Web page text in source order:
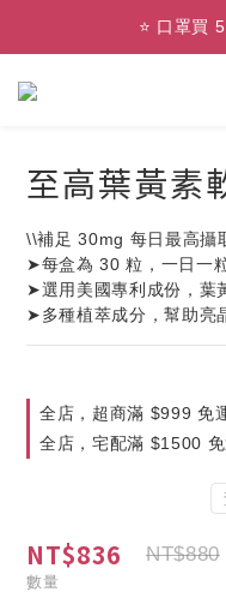
⭐ 口罩買
⭐ 口罩買
🟩 加入
至高葉黃素
\\補足 30mg 每日最高攝
➤每盒為 30 粒，一日一
➤選用美國專利成份，葉
➤多種植萃成分，幫助亮
全店，超商滿 $999 免
全店，宅配滿 $1500 免
NT$836 NT$880
數量